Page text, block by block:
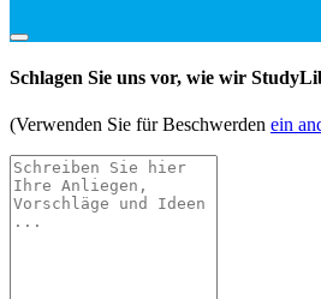
Schlagen Sie uns vor, wie wir
(Verwenden Sie für Beschwerden ein